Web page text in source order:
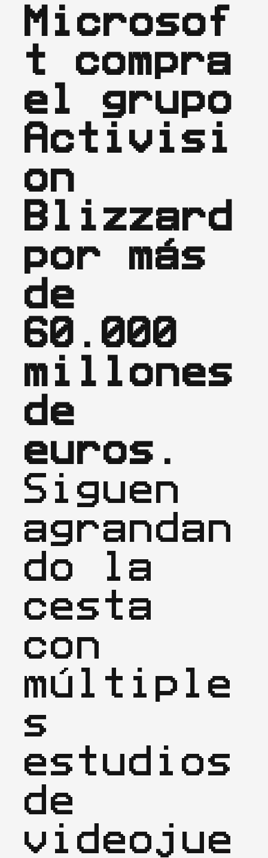
Microsof
t compra
el grupo
Activisi
on
Blizzard
por más
de
60.000
millones
de
euros.
Siguen
agrandan
do la
cesta
con
múltiple
s
estudios
de
videojue